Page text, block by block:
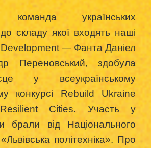
команда українських
до складу якої входять наші
Development — Фанта Даніел
Переновський, здобула
у всеукраїнському
конкурсі Rebuild Ukraine
Cities. Участь у
брали від Національного
політехніка». Про